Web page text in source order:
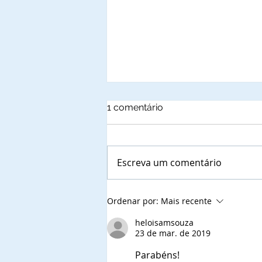
Autoridades municipais do
Estado de Alagoas, que já
confirmaram a presença
nas solenidades de outorga
Comendadores e
1 comentário
Escreva um comentário
Ordenar por: Mais recente
heloisamsouza
23 de mar. de 2019
Parabéns!